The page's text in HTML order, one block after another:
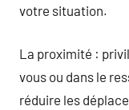
votre situation.
La proximité :
vous ou dans le
réduire les